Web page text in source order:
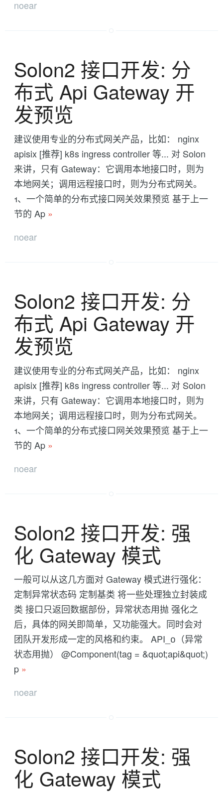
noear
Solon2 接口开发: 分
布式 Api Gateway 开
发预览
建议使用专业的分布式网关产品，比如： nginx
apisix [推荐] k8s ingress controller 等... 对 Solon
来讲，只有 Gateway：它调用本地接口时，则为
本地网关；调用远程接口时，则为分布式网关。
1、一个简单的分布式接口网关效果预览 基于上一
节的 Ap »
noear
Solon2 接口开发: 分
布式 Api Gateway 开
发预览
建议使用专业的分布式网关产品，比如： nginx
apisix [推荐] k8s ingress controller 等... 对 Solon
来讲，只有 Gateway：它调用本地接口时，则为
本地网关；调用远程接口时，则为分布式网关。
1、一个简单的分布式接口网关效果预览 基于上一
节的 Ap »
noear
Solon2 接口开发: 强
化 Gateway 模式
一般可以从这几方面对 Gateway 模式进行强化：
定制异常状态码 定制基类 将一些处理独立封装成
类 接口只返回数据部份，异常状态用抛 强化之
后，具体的网关即简单，又功能强大。同时会对
团队开发形成一定的风格和约束。 API_0（异常
状态用抛） @Component(tag = &quot;api&quot;)
p »
noear
Solon2 接口开发: 强
化 Gateway 模式